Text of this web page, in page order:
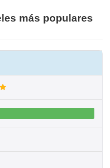
más populares